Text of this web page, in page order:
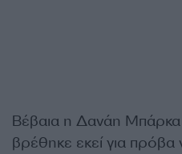
Βέβαια η Δανάη
βρέθηκε εκεί για πρόβα